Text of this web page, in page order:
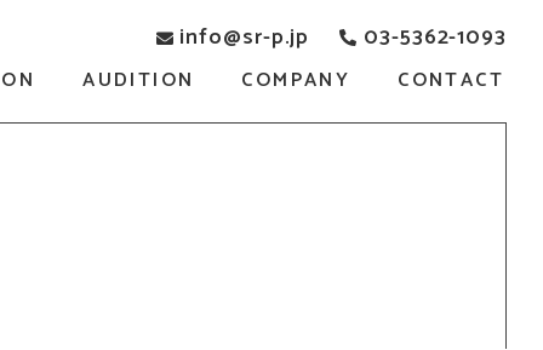
info@sr-p.jp 03-5362-1093
AUDITION COMPANY CONTACT